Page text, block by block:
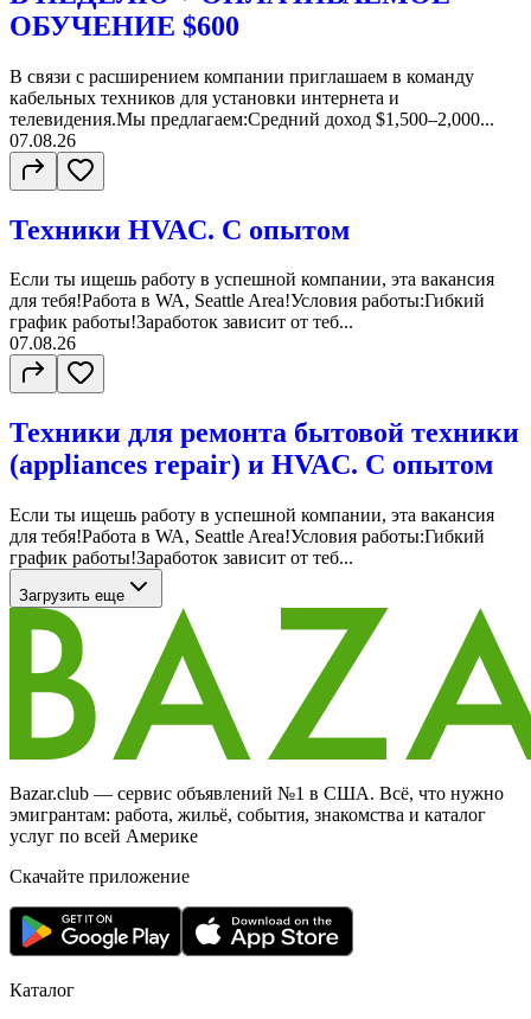
ОБУЧЕНИЕ $600
В связи с расширением компании приглашаем в команду
кабельных техников для установки интернета и
телевидения.Мы предлагаем:Средний доход $1,500–2,000...
07.08.26
Техники HVAC. С опытом
Если ты ищешь работу в успешной компании, эта вакансия
для тебя!Работа в WA, Seattle Area!Условия работы:Гибкий
график работы!Заработок зависит от теб...
07.08.26
Техники для ремонта бытовой техники
(appliances repair) и HVAC. С опытом
Если ты ищешь работу в успешной компании, эта вакансия
для тебя!Работа в WA, Seattle Area!Условия работы:Гибкий
график работы!Заработок зависит от теб...
Загрузить еще
Bazar.club — сервис объявлений №1 в США. Всё, что нужно
эмигрантам: работа, жильё, события, знакомства и каталог
услуг по всей Америке
Скачайте приложение
Каталог